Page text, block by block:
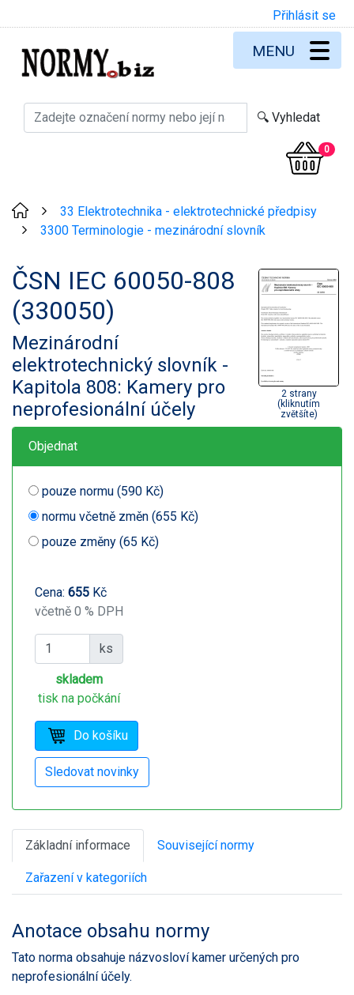
Přihlásit se
0
MENU
33 Elektrotechnika - elektrotechnické předpisy
3300 Terminologie - mezinárodní slovník
ČSN IEC 60050-808
(330050)
Mezinárodní
elektrotechnický slovník -
Kapitola 808: Kamery pro
neprofesionální účely
2 strany
(kliknutím
zvětšíte)
Objednat
pouze normu (590 Kč)
normu včetně změn (655 Kč)
pouze změny (65 Kč)
Cena: 655 Kč
včetně 0 % DPH
ks
skladem
tisk na počkání
Základní informace Související normy
Zařazení v kategoriích
Anotace obsahu normy
Tato norma obsahuje názvosloví kamer určených pro
neprofesionální účely.